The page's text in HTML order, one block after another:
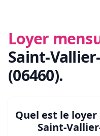
Loyer
Saint-
(06460).
Quel est le
Saint-